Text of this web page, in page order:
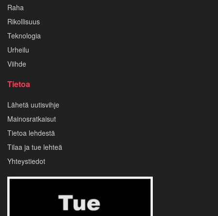
Raha
Rikollisuus
Teknologia
Urheilu
Viihde
Tietoa
Lähetä uutisvihje
Mainosratkaisut
Tietoa lehdestä
Tilaa ja tue lehteä
Yhteystiedot